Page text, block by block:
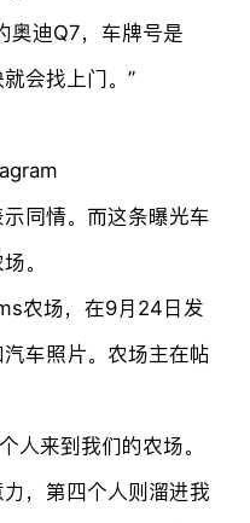
奥迪Q7，车牌号是
会找上门。”
同情。而这条曝光车
。
农场，在9月24日发
车照片。农场主在帖
人来到我们的农场。
，第四个人则溜进我